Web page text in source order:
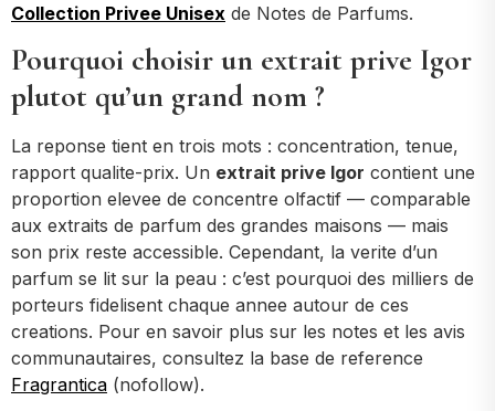
Collection Privee Unisex de Notes de Parfums.
Pourquoi choisir un extrait prive Igor
plutot qu’un grand nom ?
La reponse tient en trois mots : concentration, tenue,
rapport qualite-prix. Un extrait prive Igor contient une
proportion elevee de concentre olfactif — comparable
aux extraits de parfum des grandes maisons — mais
son prix reste accessible. Cependant, la verite d’un
parfum se lit sur la peau : c’est pourquoi des milliers de
porteurs fidelisent chaque annee autour de ces
creations. Pour en savoir plus sur les notes et les avis
communautaires, consultez la base de reference
Fragrantica (nofollow).